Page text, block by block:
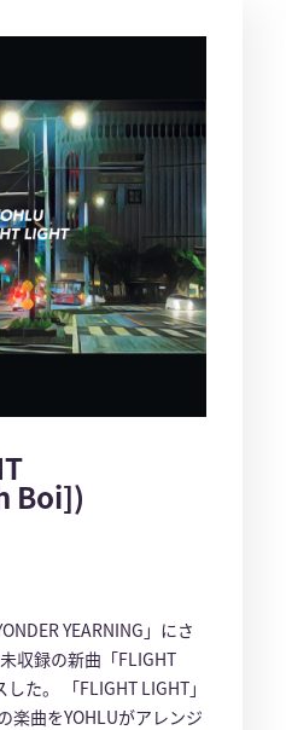
Boi])
YEARNING」にさ
収録の新曲「FLIGHT
た。 「FLIGHT LIGHT」
楽曲をYOHLUがアレンジ